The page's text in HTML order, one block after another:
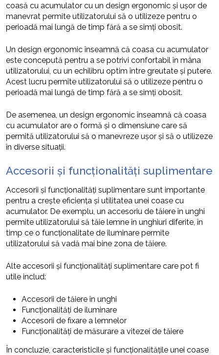
coasă cu acumulator cu un design ergonomic și ușor de
manevrat permite utilizatorului să o utilizeze pentru o
perioadă mai lungă de timp fără a se simți obosit.
Un design ergonomic înseamnă că coasa cu acumulator
este concepută pentru a se potrivi confortabil în mâna
utilizatorului, cu un echilibru optim între greutate și putere.
Acest lucru permite utilizatorului să o utilizeze pentru o
perioadă mai lungă de timp fără a se simți obosit.
De asemenea, un design ergonomic înseamnă că coasa
cu acumulator are o formă și o dimensiune care să
permită utilizatorului să o manevreze ușor și să o utilizeze
în diverse situații.
Accesorii și funcționalități suplimentare
Accesorii și funcționalități suplimentare sunt importante
pentru a crește eficiența și utilitatea unei coase cu
acumulator. De exemplu, un accesoriu de tăiere în unghi
permite utilizatorului să tăie lemne în unghiuri diferite, în
timp ce o funcționalitate de iluminare permite
utilizatorului să vadă mai bine zona de tăiere.
Alte accesorii și funcționalități suplimentare care pot fi
utile includ:
Accesorii de tăiere în unghi
Funcționalități de iluminare
Accesorii de fixare a lemnelor
Funcționalități de măsurare a vitezei de tăiere
În concluzie, caracteristicile și funcționalitățile unei coase